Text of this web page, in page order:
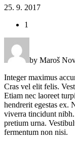
25. 9. 2017
1
by Maroš
Integer maximus
Cras vel elit felis.
Etiam nec laoreet
hendrerit egestas ex.
viverra tincidunt
pretium urna.
fermentum non nisi.